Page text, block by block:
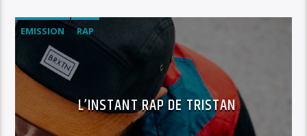
EMISSION RAP
L’INSTANT RAP DE TRISTAN